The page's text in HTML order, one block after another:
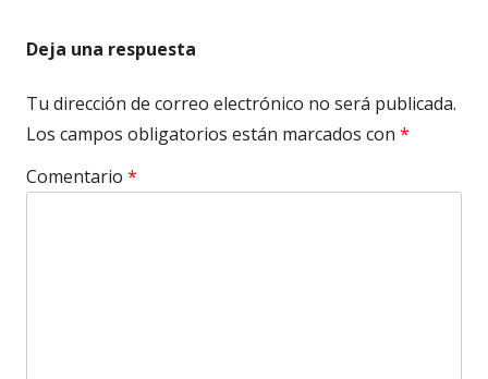
Deja una respuesta
Tu dirección de correo electrónico no será publicada.
Los campos obligatorios están marcados con *
Comentario *